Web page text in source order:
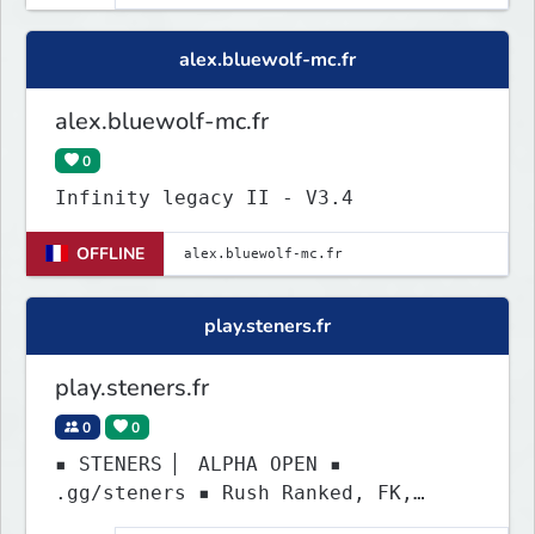
alex.bluewolf-mc.fr
alex.bluewolf-mc.fr
0
Infinity legacy II - V3.4
OFFLINE
play.steners.fr
play.steners.fr
0 0
▪ STENERS ▏ ALPHA OPEN ▪
.gg/steners ▪ Rush Ranked, FK,
TeamFight and more !